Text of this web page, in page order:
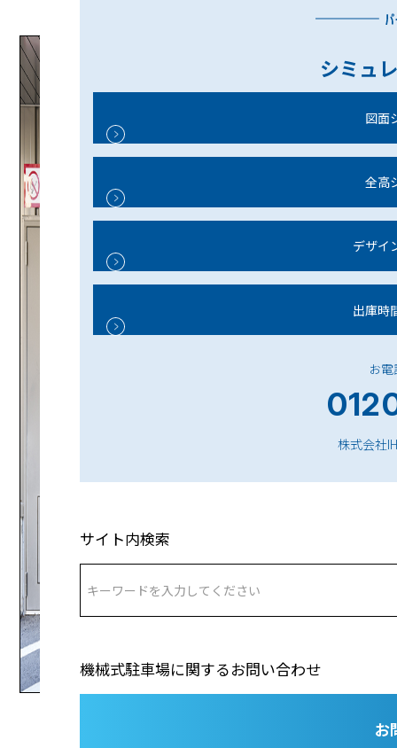
シミュ
図面
全高
デザイ
出庫時
お
株式会社
サイト内検索
機械式駐車場に関するお問い合わせ
お